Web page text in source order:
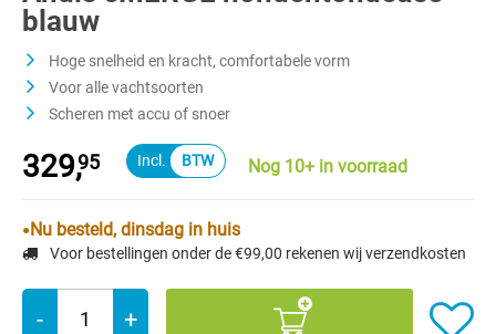
blauw
Hoge snelheid en kracht, comfortabele vorm
Voor alle vachtsoorten
Scheren met accu of snoer
329,95 Nog 10+ in voorraad
Nu besteld, dinsdag in huis
Voor bestellingen onder de €99,00 rekenen wij verzendkosten
- +